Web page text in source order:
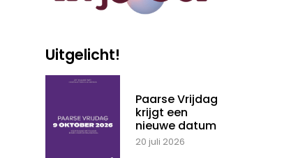
Uitgelicht!
Paarse Vrijdag
krijgt een
nieuwe datum
20 juli 2026